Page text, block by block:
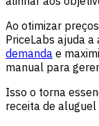
Ao otimizar
PriceLabs ajuda
demanda e
manual para
Isso o torna
receita de